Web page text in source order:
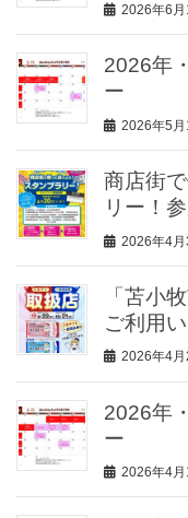
2026年6月
2026年
ー
2026年5月
商店街
リー！
2026年4月
「苫小
ご利用
2026年4月
2026年
ー
2026年4月